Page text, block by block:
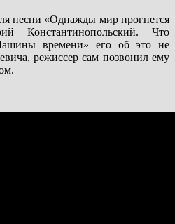
песни «Однажды мир прогнется
Константинопольский. Что
времени» его об это не
режиссер сам позвонил ему